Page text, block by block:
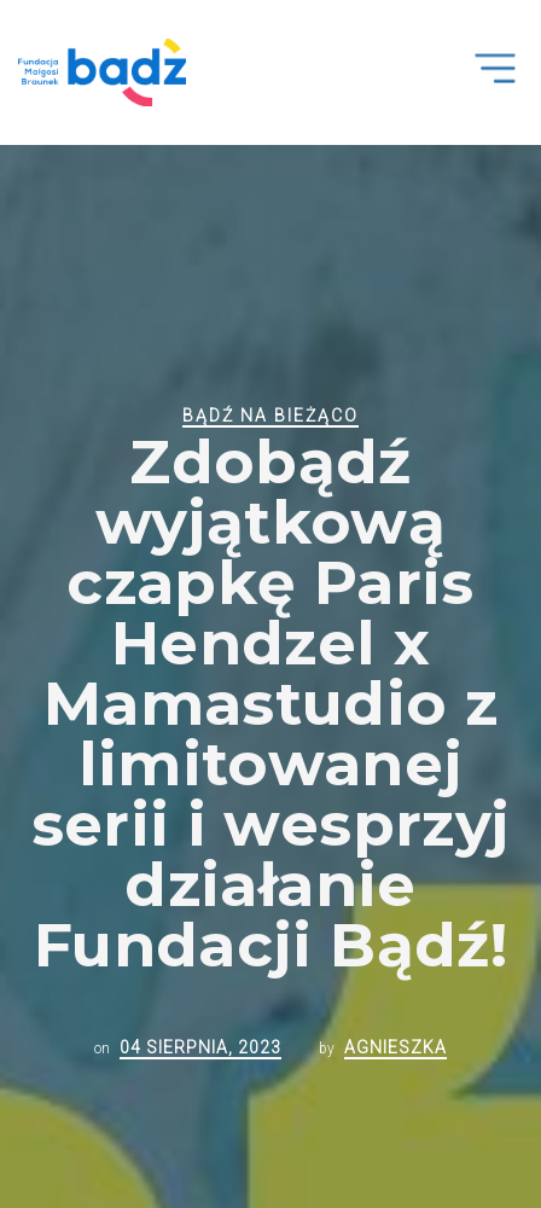
Open
BĄDŹ NA BIEŻĄCO
Zdobądź
wyjątkową
czapkę Paris
Hendzel x
Mamastudio z
limitowanej
serii i wesprzyj
działanie
Fundacji Bądź!
on 04 SIERPNIA, 2023 by AGNIESZKA